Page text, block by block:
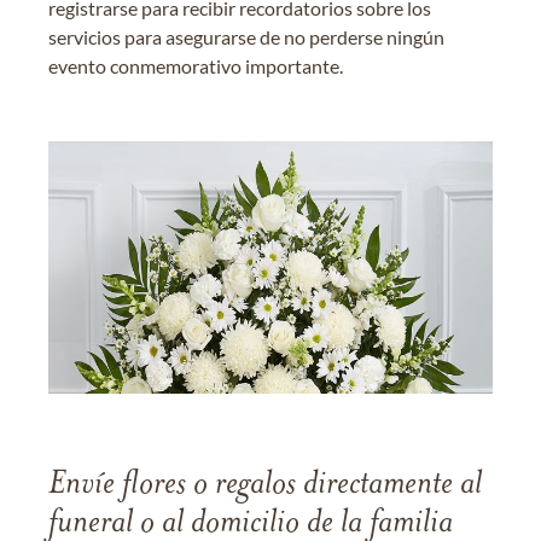
registrarse para recibir recordatorios sobre los
servicios para asegurarse de no perderse ningún
evento conmemorativo importante.
Envíe flores o regalos directamente al
funeral o al domicilio de la familia